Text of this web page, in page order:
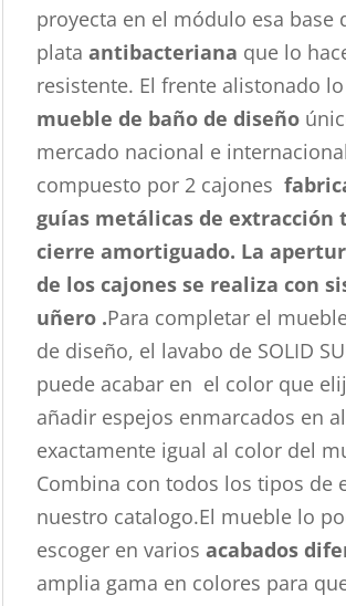
proyecta en el módulo esa base
plataantibacteriana que lo
resistente. El frente alistonado
mueble de baño de diseño
mercado nacional e
compuesto por 2 cajones
guías metálicas de extracción
cierre amortiguado. La
de los cajones se realiza con
uñero .Para completar el
de diseño, el lavabo de SOLID
puede acabar en el color que
añadir espejos enmarcados en
exactamente igual al color del
Combina con todos los tipos de
nuestro catalogo.El mueble lo
escoger en varios acabados
amplia gama en colores para